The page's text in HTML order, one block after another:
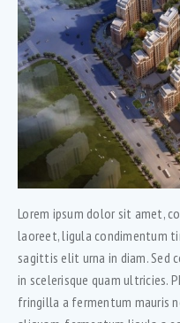
Lorem ipsum dolor sit amet,
laoreet, ligula condimentum
sagittis elit urna in diam.
in scelerisque quam ultricies.
fringilla a fermentum mauris